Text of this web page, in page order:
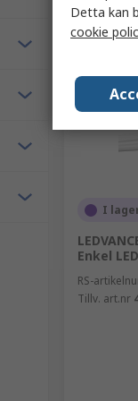
I
Enkel
RS-
Tillv. art.nr
Detta kan
cookie